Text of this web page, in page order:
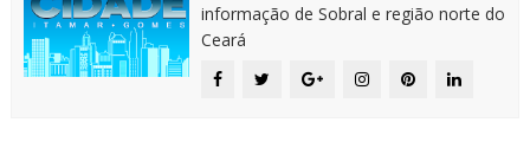
informação de Sobral e região norte do
Ceará